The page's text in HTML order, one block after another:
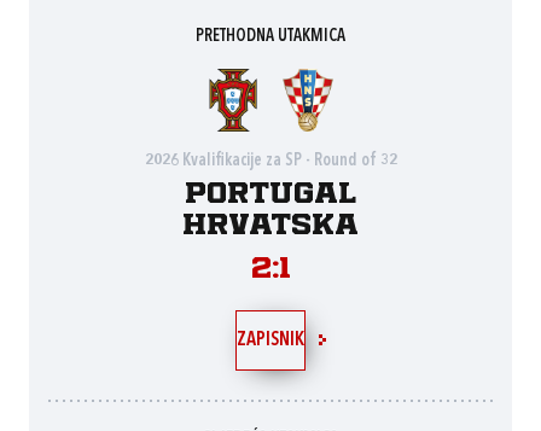
PRETHODNA UTAKMICA
2026 Kvalifikacije za SP - Round of 32
Portugal
Hrvatska
2:1
ZAPISNIK